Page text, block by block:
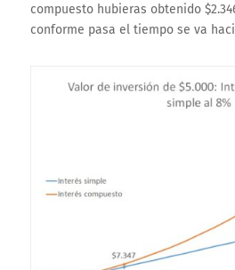
compuesto hubieras obtenido
conforme pasa el tiempo se va